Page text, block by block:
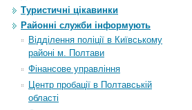
Туристичні цікавинки
Районні служби інформують
Відділення поліції в Київському
районі м. Полтави
Фінансове управління
Центр пробації в Полтавській
області